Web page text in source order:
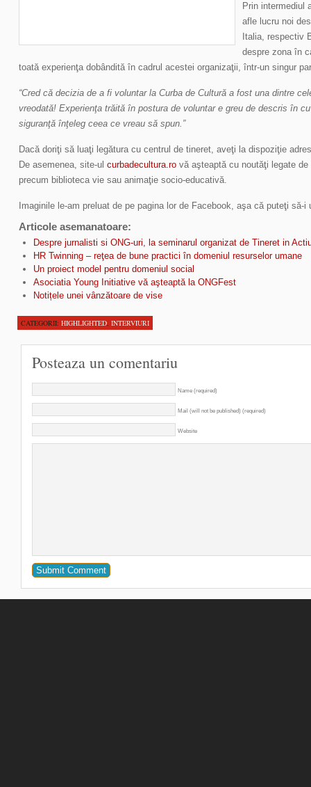
Prin intermediul
afle lucru noi
Italia, respectiv
despre zona în
toată experienţa dobândită în cadrul acestei organizaţii, într-un singur
“Cred că decizia de a fi voluntar la Curba de Cultură a fost una dintre
vreodată! Experienţa trăită în postura de voluntar e greu de descris în
siguranţă înţeleg ceea ce vreau să spun.”
Dacă doriţi să luaţi legătura cu centrul de tineret, aveţi la dispoziţie
De asemenea, site-ul curbadecultura.ro vă aşteaptă cu noutăţi legate
precum biblioteca vie sau animaţie socio-educativă.
Imaginile le-am preluat de pe pagina lor de Facebook, aşa că puteţi să-
Articole asemanatoare:
Despre jurnalisti si ONG-uri, la seminarul organizat de Tineret in
HR Twinning – reţea de bune practici în domeniul resurselor umane
Un proiect model pentru domeniul social
Asociatia Young Initiative vă aşteaptă la ONGFest
Notițele unei vânzătoare de vise
CATEGORII: HIGHLIGHTED, INTERVIURI
Posteaza un comentariu
Name (required)
Mail (will not be published) (required)
Website